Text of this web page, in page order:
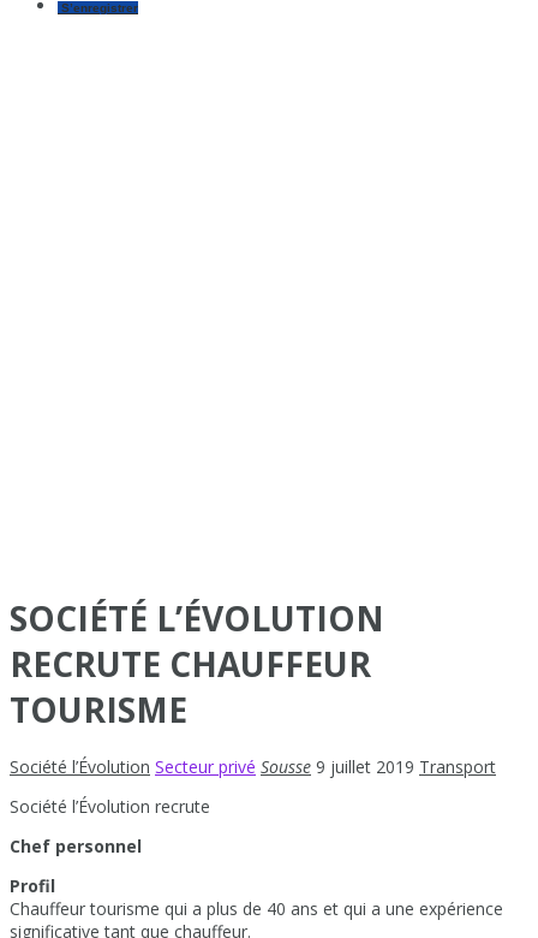
S’enregistrer
SOCIÉTÉ L’ÉVOLUTION
RECRUTE CHAUFFEUR
TOURISME
Société l’Évolution Secteur privé Sousse 9 juillet 2019 Transport
Société l’Évolution recrute
Chef personnel
Profil
Chauffeur tourisme qui a plus de 40 ans et qui a une expérience
significative tant que chauffeur.